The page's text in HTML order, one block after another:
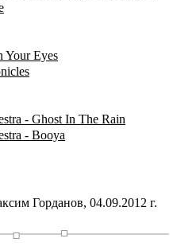
Your Eyes
- Ghost In The Rain
- Booya
Горданов, 04.09.2012 г.